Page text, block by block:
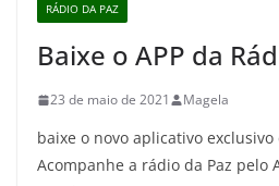
RÁDIO DA PAZ
Baixe o APP da
23 de maio de 2021 Magela
baixe o novo aplicativo
Acompanhe a rádio da Paz pelo